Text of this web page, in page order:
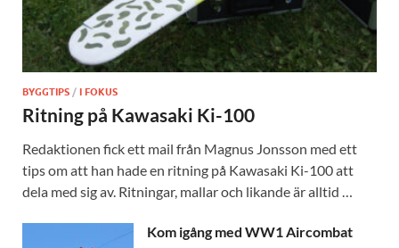
BYGGTIPS / I FOKUS
Ritning på Kawasaki Ki-100
Redaktionen fick ett mail från Magnus Jonsson med ett
tips om att han hade en ritning på Kawasaki Ki-100 att
dela med sig av. Ritningar, mallar och likande är alltid …
Kom igång med WW1 Aircombat